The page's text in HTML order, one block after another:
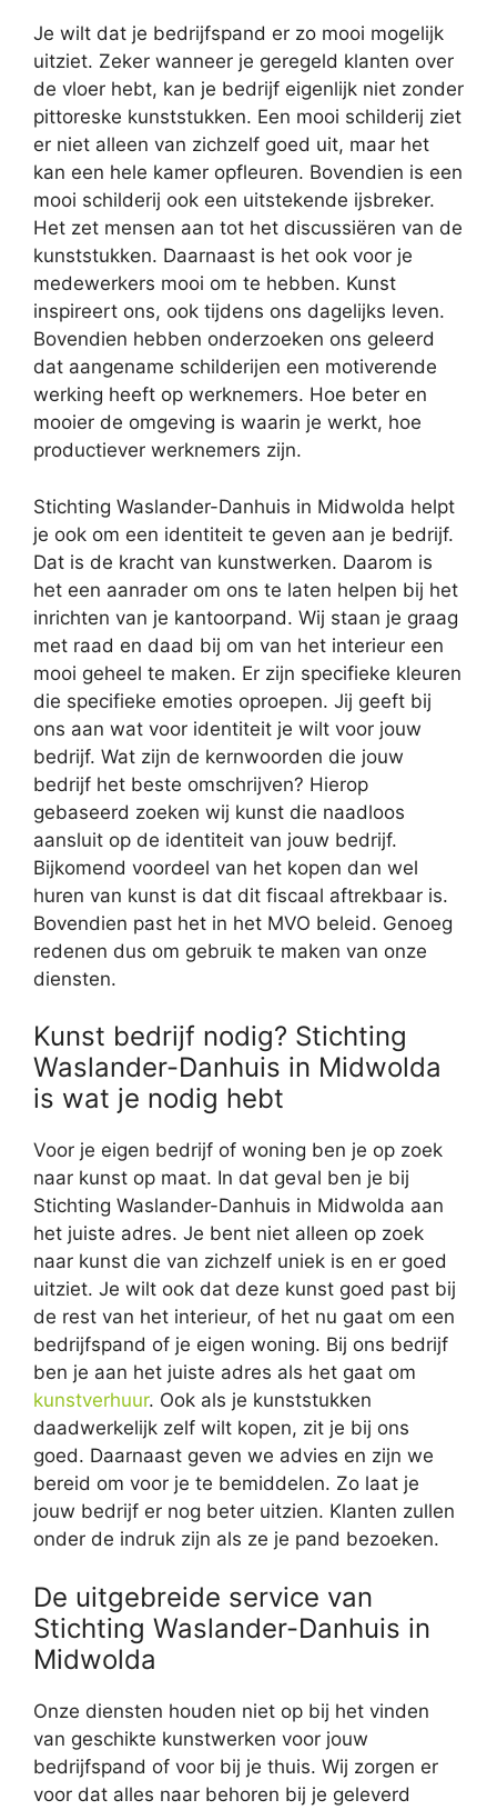
Je wilt dat je bedrijfspand er zo mooi mogelijk
uitziet. Zeker wanneer je geregeld klanten over
de vloer hebt, kan je bedrijf eigenlijk niet zonder
pittoreske kunststukken. Een mooi schilderij ziet
er niet alleen van zichzelf goed uit, maar het
kan een hele kamer opfleuren. Bovendien is een
mooi schilderij ook een uitstekende ijsbreker.
Het zet mensen aan tot het discussiëren van de
kunststukken. Daarnaast is het ook voor je
medewerkers mooi om te hebben. Kunst
inspireert ons, ook tijdens ons dagelijks leven.
Bovendien hebben onderzoeken ons geleerd
dat aangename schilderijen een motiverende
werking heeft op werknemers. Hoe beter en
mooier de omgeving is waarin je werkt, hoe
productiever werknemers zijn.
Stichting Waslander-Danhuis in Midwolda helpt
je ook om een identiteit te geven aan je bedrijf.
Dat is de kracht van kunstwerken. Daarom is
het een aanrader om ons te laten helpen bij het
inrichten van je kantoorpand. Wij staan je graag
met raad en daad bij om van het interieur een
mooi geheel te maken. Er zijn specifieke kleuren
die specifieke emoties oproepen. Jij geeft bij
ons aan wat voor identiteit je wilt voor jouw
bedrijf. Wat zijn de kernwoorden die jouw
bedrijf het beste omschrijven? Hierop
gebaseerd zoeken wij kunst die naadloos
aansluit op de identiteit van jouw bedrijf.
Bijkomend voordeel van het kopen dan wel
huren van kunst is dat dit fiscaal aftrekbaar is.
Bovendien past het in het MVO beleid. Genoeg
redenen dus om gebruik te maken van onze
diensten.
Kunst bedrijf nodig? Stichting
Waslander-Danhuis in Midwolda
is wat je nodig hebt
Voor je eigen bedrijf of woning ben je op zoek
naar kunst op maat. In dat geval ben je bij
Stichting Waslander-Danhuis in Midwolda aan
het juiste adres. Je bent niet alleen op zoek
naar kunst die van zichzelf uniek is en er goed
uitziet. Je wilt ook dat deze kunst goed past bij
de rest van het interieur, of het nu gaat om een
bedrijfspand of je eigen woning. Bij ons bedrijf
ben je aan het juiste adres als het gaat om
kunstverhuur. Ook als je kunststukken
daadwerkelijk zelf wilt kopen, zit je bij ons
goed. Daarnaast geven we advies en zijn we
bereid om voor je te bemiddelen. Zo laat je
jouw bedrijf er nog beter uitzien. Klanten zullen
onder de indruk zijn als ze je pand bezoeken.
De uitgebreide service van
Stichting Waslander-Danhuis in
Midwolda
Onze diensten houden niet op bij het vinden
van geschikte kunstwerken voor jouw
bedrijfspand of voor bij je thuis. Wij zorgen er
voor dat alles naar behoren bij je geleverd